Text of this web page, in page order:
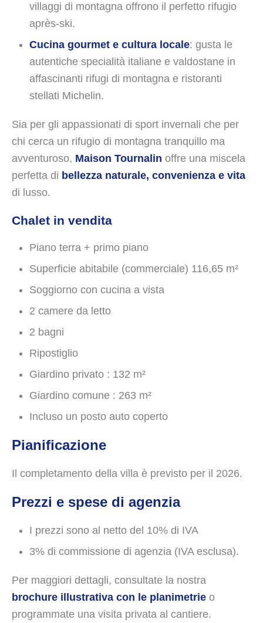
villaggi di montagna offrono il perfetto rifugio
après-ski.
Cucina gourmet e cultura locale: gusta le
autentiche specialità italiane e valdostane in
affascinanti rifugi di montagna e ristoranti
stellati Michelin.
Sia per gli appassionati di sport invernali che per
chi cerca un rifugio di montagna tranquillo ma
avventuroso, Maison Tournalin offre una miscela
perfetta di bellezza naturale, convenienza e vita
di lusso.
Chalet in vendita
Piano terra + primo piano
Superficie abitabile (commerciale) 116,65 m²
Soggiorno con cucina a vista
2 camere da letto
2 bagni
Ripostiglio
Giardino privato : 132 m²
Giardino comune : 263 m²
Incluso un posto auto coperto
Pianificazione
Il completamento della villa è previsto per il 2026.
Prezzi e spese di agenzia
I prezzi sono al netto del 10% di IVA
3% di commissione di agenzia (IVA esclusa).
Per maggiori dettagli, consultate la nostra
brochure illustrativa con le planimetrie o
programmate una visita privata al cantiere.